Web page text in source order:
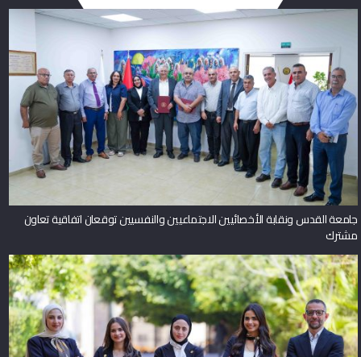
جامعة القدس ونقابة الأخصائيين الاجتماعيين والنفسيين توقعان اتفاقية تعاون
مشترك